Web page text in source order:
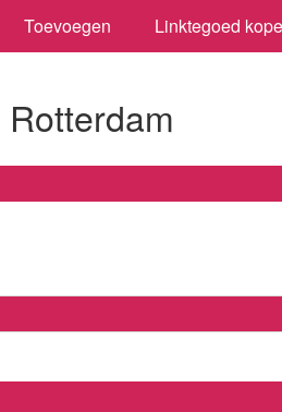
Toevoegen Linktegoed